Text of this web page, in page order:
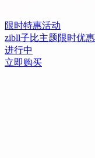
限时特惠活动
zibll子比主题限时优
进行中
立即购买